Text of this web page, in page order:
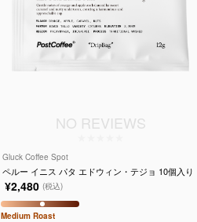
NO REVIEWS
Gluck Coffee Spot
ペルー イニス パタ エドウィン・テジョ 10個入り
¥2,480 (税込)
Medium Roast